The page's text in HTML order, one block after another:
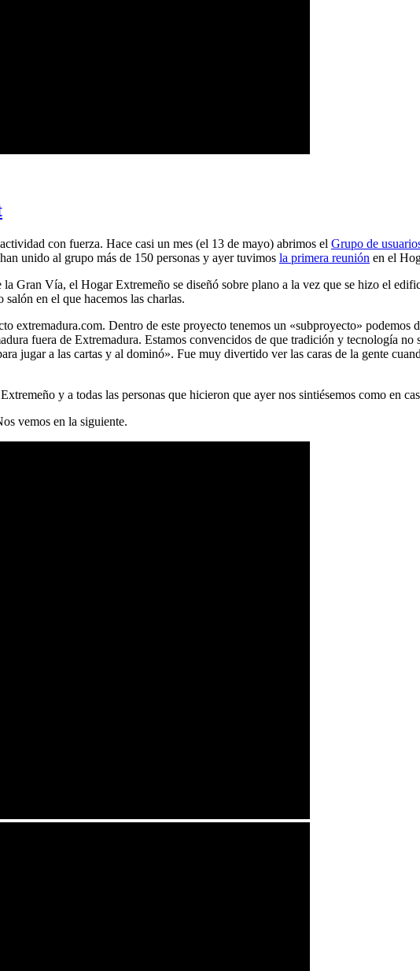
con fuerza. Hace casi un mes (el 13 de mayo) abrimos el Grupo de
unido al grupo más de 150 personas y ayer tuvimos la primera reunión en el
Gran Vía, el Hogar Extremeño se diseñó sobre plano a la vez que se hizo el
en el que hacemos las charlas.
extremadura.com. Dentro de este proyecto tenemos un «subproyecto» podemos
fuera de Extremadura. Estamos convencidos de que tradición y tecnología
jugar a las cartas y al dominó». Fue muy divertido ver las caras de la gente
y a todas las personas que hicieron que ayer nos sintiésemos como en
vemos en la siguiente.